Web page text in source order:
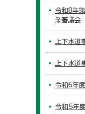
令和8年
業審議会
上下水道
上下水道
令和6年
令和5年